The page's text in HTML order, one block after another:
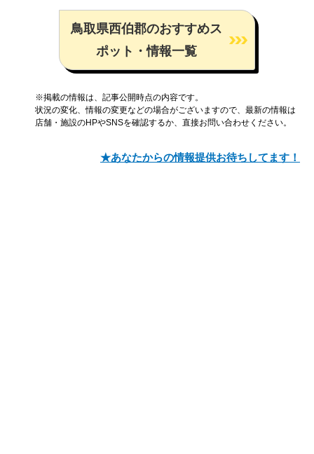
鳥取県西伯郡のおすすめス
ポット・情報一覧
※掲載の情報は、記事公開時点の内容です。
状況の変化、情報の変更などの場合がございますので、最新の情報は
店舗・施設のHPやSNSを確認するか、直接お問い合わせください。
★あなたからの情報提供お待ちしてます！